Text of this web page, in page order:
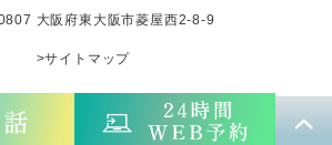
大阪府東大阪市菱屋西2-8-9
>サイトマップ
©︎医療法人友士会ないとう歯科